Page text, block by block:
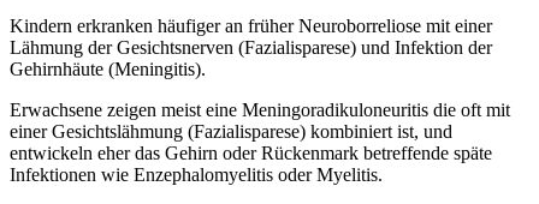
Kindern erkranken häufiger an früher Neuroborreliose mit einer
Lähmung der Gesichtsnerven (Fazialisparese) und Infektion der
Gehirnhäute (Meningitis).
Erwachsene zeigen meist eine Meningoradikuloneuritis die oft mit
einer Gesichtslähmung (Fazialisparese) kombiniert ist, und
entwickeln eher das Gehirn oder Rückenmark betreffende späte
Infektionen wie Enzephalomyelitis oder Myelitis.